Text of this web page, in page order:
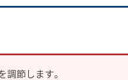
節します。